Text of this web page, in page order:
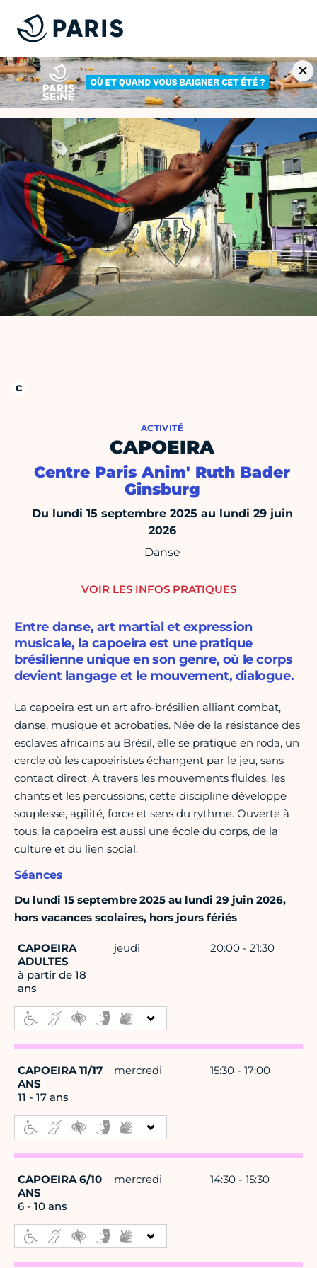
ACTIVITÉ
CAPOEIRA
Centre Paris Anim' Ruth Bader
Ginsburg
Du lundi 15 septembre 2025 au lundi 29 juin
2026
Danse
Entre danse, art martial et expression
musicale, la capoeira est une pratique
brésilienne unique en son genre, où le corps
devient langage et le mouvement, dialogue.
La capoeira est un art afro-brésilien alliant combat,
danse, musique et acrobaties. Née de la résistance des
esclaves africains au Brésil, elle se pratique en roda, un
cercle où les capoeiristes échangent par le jeu, sans
contact direct. À travers les mouvements fluides, les
chants et les percussions, cette discipline développe
souplesse, agilité, force et sens du rythme. Ouverte à
tous, la capoeira est aussi une école du corps, de la
culture et du lien social.
Séances
Du lundi 15 septembre 2025 au lundi 29 juin 2026,
hors vacances scolaires, hors jours fériés
CAPOEIRA
ADULTES
à partir de 18
ans
jeudi 20:00 - 21:30
CAPOEIRA 11/17
ANS
11 - 17 ans
mercredi 15:30 - 17:00
CAPOEIRA 6/10
ANS
6 - 10 ans
mercredi 14:30 - 15:30
VOIR LES INFOS PRATIQUES